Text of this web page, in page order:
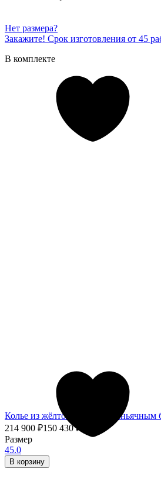
Нет размера?
Закажите! Срок изготовления от 45
В комплекте
Колье из жёлтого золота с
214 900 ₽150 430₽
Размер
45.0
В корзину